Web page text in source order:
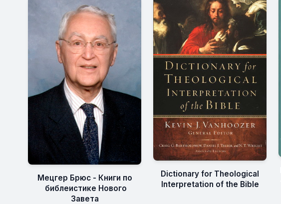
Мецгер Брюс - Книги по
библеистике Нового
Завета
Dictionary for Theological
Interpretation of the Bible